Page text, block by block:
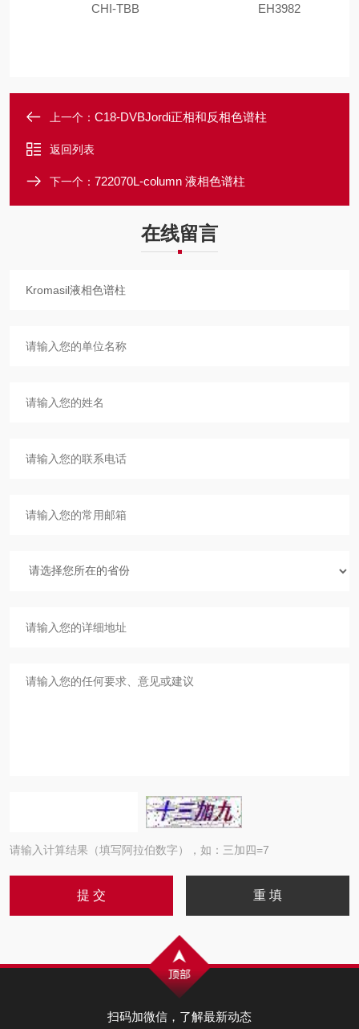
CHI-TBB EH3982
上一个： C18-DVBJordi正相和反相色谱柱
返回列表
下一个： 722070L-column 液相色谱柱
在线留言
请输入计算结果（填写阿拉伯数字），如：三加四=7
扫码加微信，了解最新动态